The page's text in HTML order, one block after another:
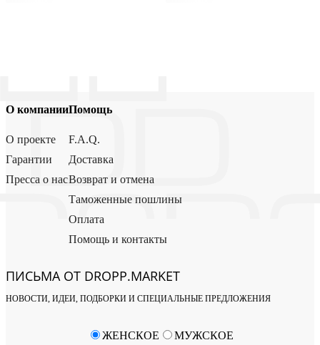
О компании
О проекте
Гарантии
Пресса о нас
Помощь
F.A.Q.
Доставка
Возврат и отмена
Таможенные пошлины
Оплата
Помощь и контакты
ПИСЬМА ОТ DROPP.MARKET
НОВОСТИ, ИДЕИ, ПОДБОРКИ И СПЕЦИАЛЬНЫЕ ПРЕДЛОЖЕНИЯ
ЖЕНСКОЕ МУЖСКОЕ